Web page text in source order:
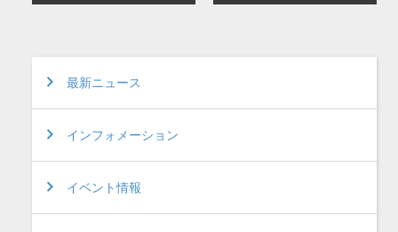
最新ニュース
インフォメーション
イベント情報